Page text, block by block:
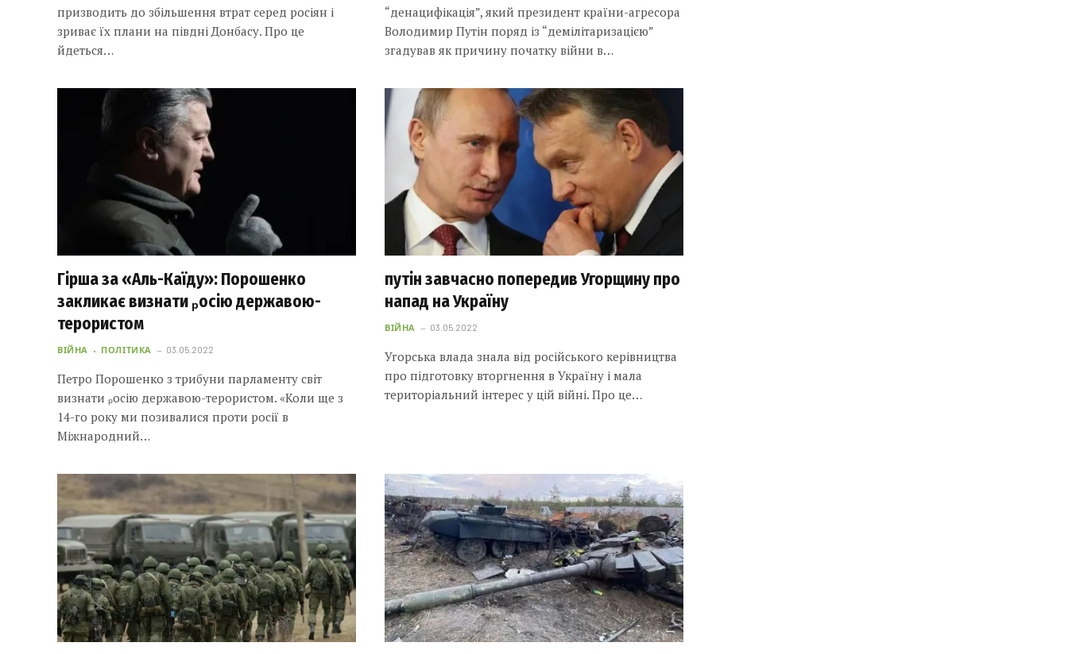
призводить до збільшення втрат серед росіян і
зриває їх плани на півдні Донбасу. Про це
йдеться…
“денацифікація”, який президент країни-агресора
Володимир Путін поряд із “демілітаризацією”
згадував як причину початку війни в…
Гірша за «Аль-Каїду»: Порошенко
закликає визнати ₚосію державою-
терористом
ВІЙНА ПОЛІТИКА 03.05.2022
Петро Порошенко з трибуни парламенту світ
визнати ₚосію державою-терористом. «Коли ще з
14-го року ми позивалися проти росії в
Міжнародний…
путін завчасно попередив Угорщину про
напад на Україну
ВІЙНА 03.05.2022
Угорська влада знала від російського керівництва
про підготовку вторгнення в Україну і мала
територіальний інтерес у цій війні. Про це…